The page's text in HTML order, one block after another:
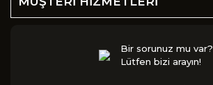
Bir sorunuz mu var?
Lütfen bizi arayın!